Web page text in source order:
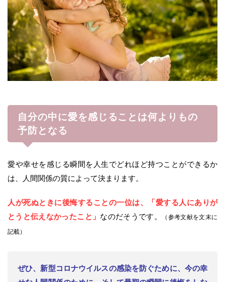
自分の中に愛を感じることは何よりもの
予防となる
愛や幸せを感じる瞬間を人生でどれほど持つことができるか
は、人間関係の質によって決まります。
人が死ぬときに後悔することの一位は、「愛する人にありが
とうと伝えなかったこと」 なのだそうです。
（参考文献を文末に
記載）
ぜひ、新型コロナウイルスの感染を防ぐために、今の幸